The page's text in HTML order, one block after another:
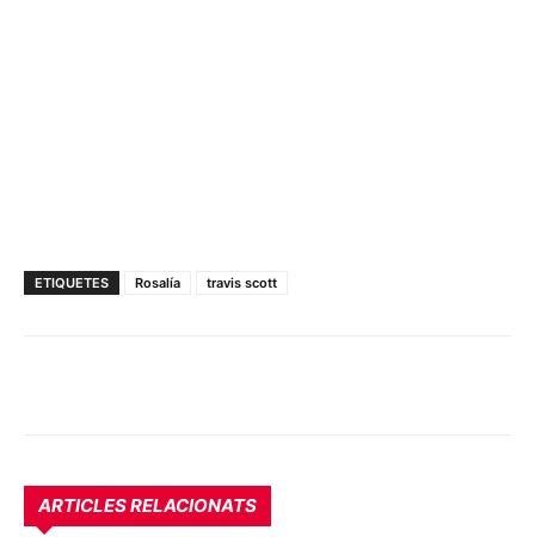
ETIQUETES Rosalía travis scott
ARTICLES RELACIONATS